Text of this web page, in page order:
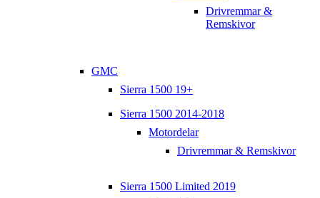
Drivremmar &
Remskivor
GMC
Sierra 1500 19+
Sierra 1500 2014-2018
Motordelar
Drivremmar & Remskivor
Sierra 1500 Limited 2019